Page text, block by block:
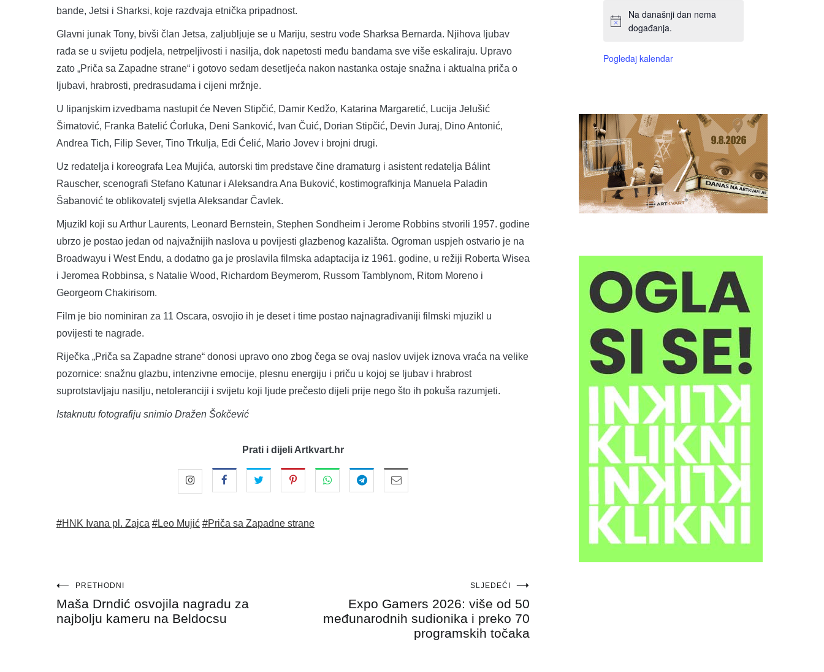
bande, Jetsi i Sharksi, koje razdvaja etnička pripadnost.
Glavni junak Tony, bivši član Jetsa, zaljubljuje se u Mariju, sestru vođe Sharksa Bernarda. Njihova ljubav
rađa se u svijetu podjela, netrpeljivosti i nasilja, dok napetosti među bandama sve više eskaliraju. Upravo
zato „Priča sa Zapadne strane“ i gotovo sedam desetljeća nakon nastanka ostaje snažna i aktualna priča o
ljubavi, hrabrosti, predrasudama i cijeni mržnje.
U lipanjskim izvedbama nastupit će Neven Stipčić, Damir Kedžo, Katarina Margaretić, Lucija Jelušić
Šimatović, Franka Batelić Ćorluka, Deni Sanković, Ivan Čuić, Dorian Stipčić, Devin Juraj, Dino Antonić,
Andrea Tich, Filip Sever, Tino Trkulja, Edi Ćelić, Mario Jovev i brojni drugi.
Uz redatelja i koreografa Lea Mujića, autorski tim predstave čine dramaturg i asistent redatelja Bálint
Rauscher, scenografi Stefano Katunar i Aleksandra Ana Buković, kostimografkinja Manuela Paladin
Šabanović te oblikovatelj svjetla Aleksandar Čavlek.
Mjuzikl koji su Arthur Laurents, Leonard Bernstein, Stephen Sondheim i Jerome Robbins stvorili 1957. godine
ubrzo je postao jedan od najvažnijih naslova u povijesti glazbenog kazališta. Ogroman uspjeh ostvario je na
Broadwayu i West Endu, a dodatno ga je proslavila filmska adaptacija iz 1961. godine, u režiji Roberta Wisea
i Jeromea Robbinsa, s Natalie Wood, Richardom Beymerom, Russom Tamblynom, Ritom Moreno i
Georgeom Chakirisom.
Film je bio nominiran za 11 Oscara, osvojio ih je deset i time postao najnagrađivaniji filmski mjuzikl u
povijesti te nagrade.
Riječka „Priča sa Zapadne strane“ donosi upravo ono zbog čega se ovaj naslov uvijek iznova vraća na velike
pozornice: snažnu glazbu, intenzivne emocije, plesnu energiju i priču u kojoj se ljubav i hrabrost
suprotstavljaju nasilju, netoleranciji i svijetu koji ljude prečesto dijeli prije nego što ih pokuša razumjeti.
Istaknutu fotografiju snimio Dražen Šokčević
Prati i dijeli Artkvart.hr
#HNK Ivana pl. Zajca #Leo Mujić #Priča sa Zapadne strane
Navigacija
objava
PRETHODNI
Maša Drndić osvojila nagradu za
najbolju kameru na Beldocsu
SLJEDEĆI
Expo Gamers 2026: više od 50
međunarodnih sudionika i preko 70
programskih točaka
Na današnji dan nema
događanja.
Pogledaj kalendar